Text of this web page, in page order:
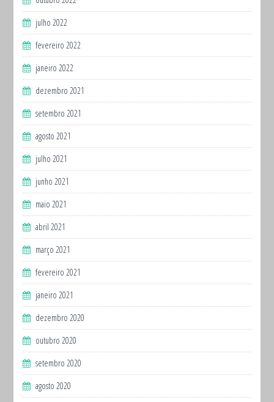
julho 2022
fevereiro 2022
janeiro 2022
dezembro 2021
setembro 2021
agosto 2021
julho 2021
junho 2021
maio 2021
abril 2021
março 2021
fevereiro 2021
janeiro 2021
dezembro 2020
outubro 2020
setembro 2020
agosto 2020